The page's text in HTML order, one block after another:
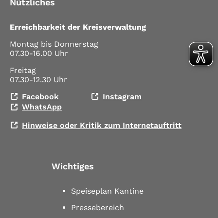
Erreichbarkeit der Kreisverwaltung
Montag bis Donnerstag
07.30-16.00 Uhr
Freitag
07.30-12.30 Uhr
Facebook
Instagram
WhatsApp
Hinweise oder Kritik zum Internetauftritt
Wichtiges
Speiseplan Kantine
Pressebereich